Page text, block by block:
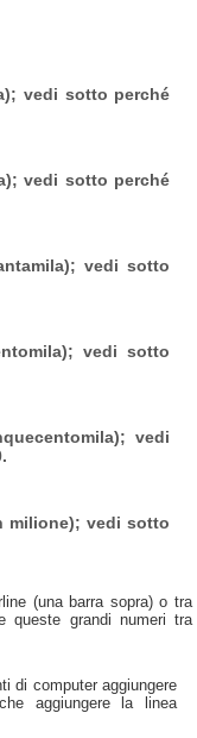
vedi sotto perché
vedi sotto perché
vedi sotto
vedi sotto
vedi
milione); vedi sotto
(una barra sopra) o tra
queste grandi numeri tra
di computer aggiungere
aggiungere la linea